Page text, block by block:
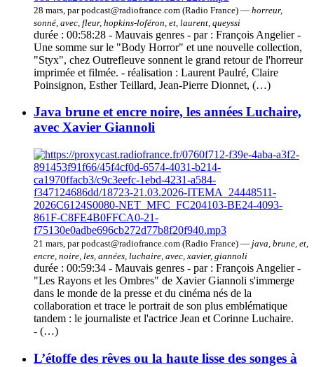
28 mars, par podcast@radiofrance.com (Radio France) — horreur,
sonné, avec, fleur, hopkins-loféron, et, laurent, queyssi
durée : 00:58:28 - Mauvais genres - par : François Angelier -
Une somme sur le "Body Horror" et une nouvelle collection,
"Styx", chez Outrefleuve sonnent le grand retour de l'horreur
imprimée et filmée. - réalisation : Laurent Paulré, Claire
Poinsignon, Esther Teillard, Jean-Pierre Dionnet, (…)
Java brune et encre noire, les années Luchaire,
avec Xavier Giannoli
21 mars, par podcast@radiofrance.com (Radio France) — java, brune, et,
encre, noire, les, années, luchaire, avec, xavier, giannoli
durée : 00:59:34 - Mauvais genres - par : François Angelier -
"Les Rayons et les Ombres" de Xavier Giannoli s'immerge
dans le monde de la presse et du cinéma nés de la
collaboration et trace le portrait de son plus emblématique
tandem : le journaliste et l'actrice Jean et Corinne Luchaire.
- (…)
L’étoffe des rêves ou la haute lisse des songes à